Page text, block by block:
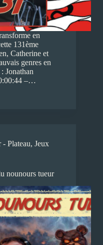
en
131ème
Catherine et
genres en
Jonathan
–…
- Plateau, Jeux
nounours tueur